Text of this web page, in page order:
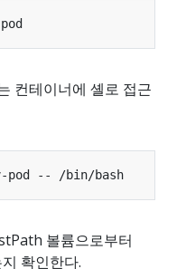
컨테이너에 셸로 접근
볼륨으로부터
확인한다.